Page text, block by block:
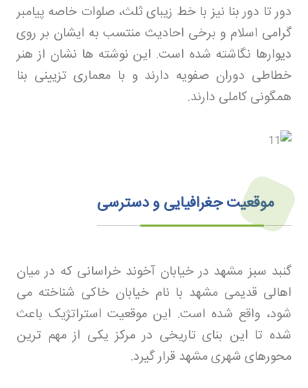
دور تا دور بنا نیز با خط زیبای ثلث، صلوات خاصه پیامبر
گرامی اسلام و برخی احادیث منتسب به ایشان بر روی
دیوارها نگاشته شده است. این نوشته ها نشان از هنر
خطاطی دوران صفویه دارند و با معماری تزیینی بنا
همگونی کاملی دارند.
موقعیت جغرافیایی و دسترسی
گنبد سبز مشهد در خیابان آخوند خراسانی که در میان
اهالی قدیمی مشهد با نام خیابان خاکی شناخته می
شود، واقع شده است. این موقعیت استراتژیک باعث
شده تا این بنای تاریخی در مرکز یکی از مهم ترین
محورهای شهری مشهد قرار گیرد.